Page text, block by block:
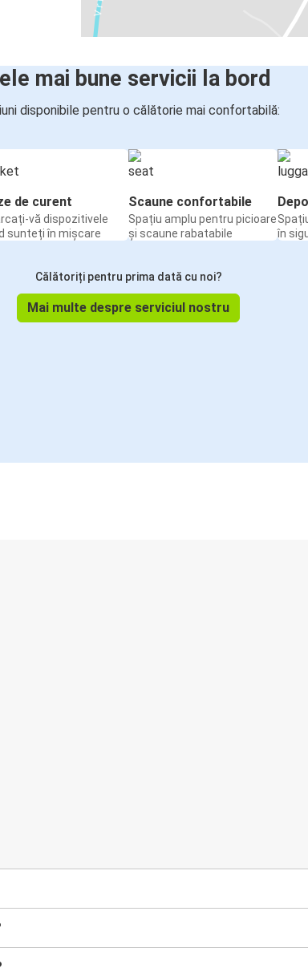
mai bune servicii la bord
disponibile pentru o călătorie mai confortabilă:
de curent
vă dispozitivele
sunteți în mișcare
Scaune confortabile
Spațiu amplu pentru picioare
și scaune rabatabile
în
Călătoriți pentru prima dată cu noi?
Mai multe despre serviciul nostru